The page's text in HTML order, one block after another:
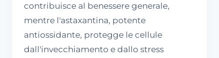
contribuisce al benessere generale,
mentre l'astaxantina, potente
antiossidante, protegge le cellule
dall'invecchiamento e dallo stress